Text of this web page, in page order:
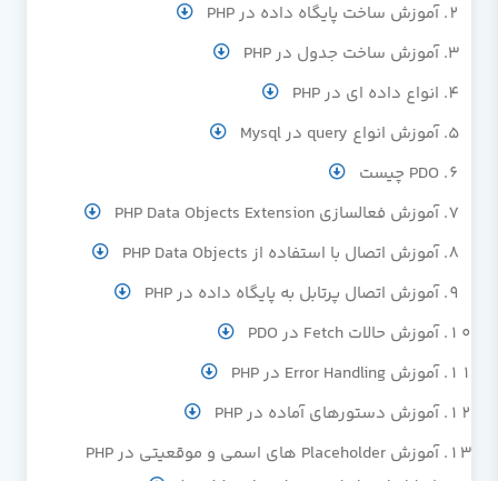
آموزش ساخت پایگاه داده در PHP
آموزش ساخت جدول در PHP
انواع داده ای در PHP
آموزش انواع query در Mysql
PDO چیست
آموزش فعالسازی PHP Data Objects Extension
آموزش اتصال با استفاده از PHP Data Objects
آموزش اتصال پرتابل به پایگاه داده در PHP
آموزش حالات Fetch در PDO
آموزش Error Handling در PHP
آموزش دستورهای آماده در PHP
آموزش Placeholder های اسمی و موقعیتی در PHP